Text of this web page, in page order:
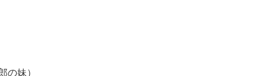
妹）